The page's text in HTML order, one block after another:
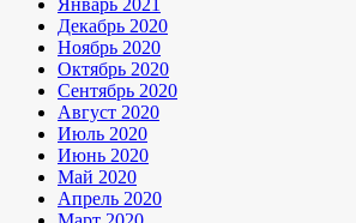
Декабрь 2020
Ноябрь 2020
Октябрь 2020
Сентябрь 2020
Август 2020
Июль 2020
Июнь 2020
Май 2020
Апрель 2020